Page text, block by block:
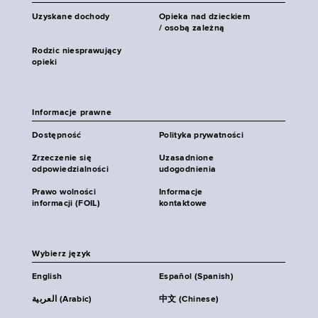
Uzyskane dochody
Opieka nad dzieckiem
/ osobą zależną
Rodzic niesprawujący
opieki
Informacje prawne
Dostępność Polityka prywatności
Zrzeczenie się
odpowiedzialności
Uzasadnione
udogodnienia
Prawo wolności
informacji (FOIL)
Informacje
kontaktowe
Wybierz język
English Español (Spanish)
العربية (Arabic) 中文 (Chinese)